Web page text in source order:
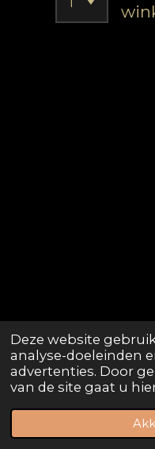
Deze website
analyse-doeleinden
advertenties. Door
van de site gaat u
© 2023 - 2026
Powered byJouwWeb